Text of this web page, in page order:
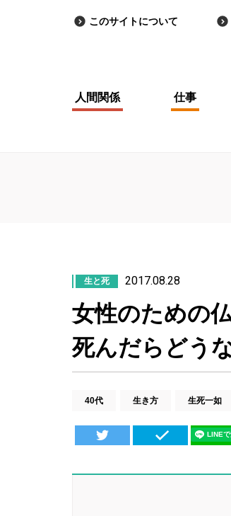
このサイトについて
人間関係 仕事
生と死 2017.08.28
女性のための
死んだらどう
40代 生き方 生死一如